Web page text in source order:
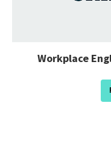
Workplace